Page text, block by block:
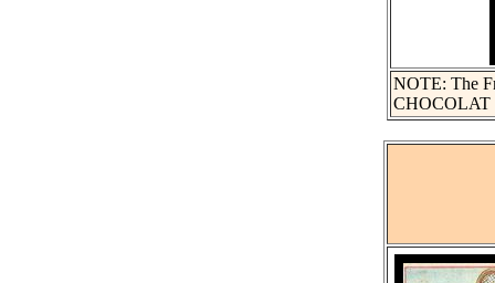
NOTE: The
CHOCOLAT